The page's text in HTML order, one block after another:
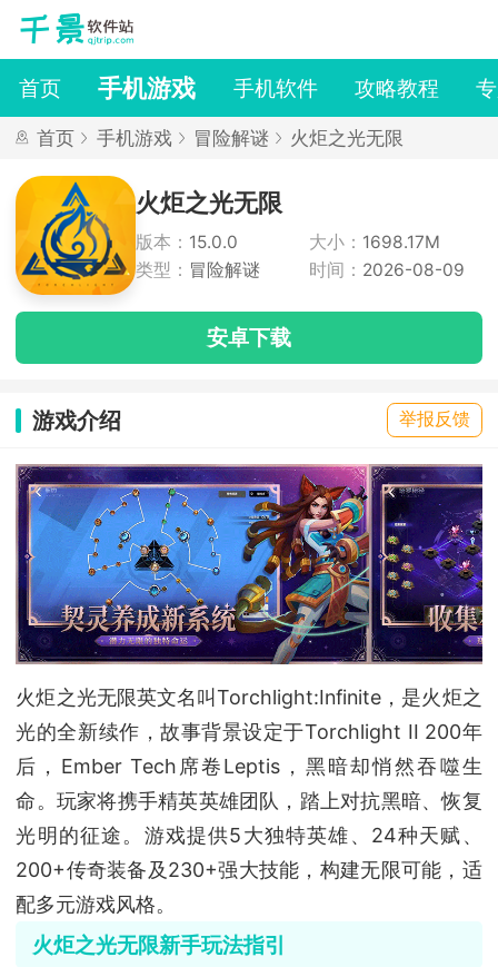
首页 手机游戏 手机软件 攻略教程
首页 手机游戏 冒险解谜 火炬之光无限
火炬之光无限
版本： 15.0.0 大小： 1698.17M
类型： 冒险解谜 时间： 2026-08-09
安卓下载
游戏介绍 举报反馈
火炬之光无限英文名叫Torchlight:Infinite，是火炬之
光的全新续作，故事背景设定于Torchlight II 200年
后，Ember Tech席卷Leptis，黑暗却悄然吞噬生
命。玩家将携手精英英雄团队，踏上对抗黑暗、恢复
光明的征途。游戏提供5大独特英雄、24种天赋、
200+传奇装备及230+强大技能，构建无限可能，适
配多元游戏风格。
火炬之光无限新手玩法指引